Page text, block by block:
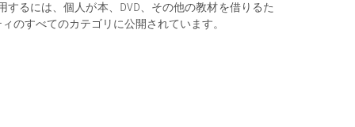
るには、個人が本、DVD、その他の教材を借りるた
のすべてのカテゴリに公開されています。